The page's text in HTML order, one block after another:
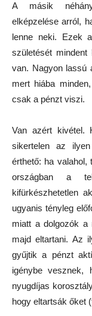
A másik
elképzelése arról,
lenne neki. Ezek
születését
van. Nagyon lassú
mert hiába
csak a pénzt viszi.
Van azért kivétel.
sikertelen az
érthető: ha valahol,
országban a
kifürkészhetetlen
ugyanis tényleg
miatt a dolgozók a
majd eltartani. Az
gyűjtik a pénzt
igénybe vesznek,
nyugdíjas
hogy eltartsák őket